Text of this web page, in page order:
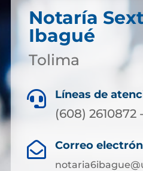
Notaría
Ibagué
Tolima
 Líneas de
(608) 2610872 -
 Correo